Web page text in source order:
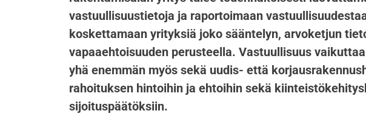
vastuullisuustietoja ja raportoimaan
koskettamaan yrityksiä joko sääntelyn, arvoketjun
vapaaehtoisuuden perusteella. Vastuullisuus
yhä enemmän myös sekä uudis- että
rahoituksen hintoihin ja ehtoihin sekä
sijoituspäätöksiin.